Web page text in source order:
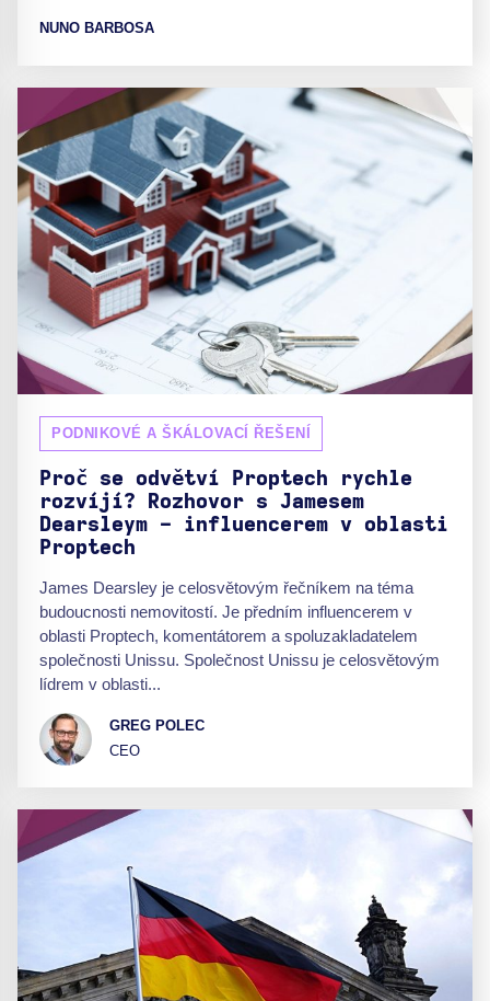
NUNO BARBOSA
PODNIKOVÉ A ŠKÁLOVACÍ ŘEŠENÍ
Proč se odvětví Proptech rychle
rozvíjí? Rozhovor s Jamesem
Dearsleym - influencerem v oblasti
Proptech
James Dearsley je celosvětovým řečníkem na téma
budoucnosti nemovitostí. Je předním influencerem v
oblasti Proptech, komentátorem a spoluzakladatelem
společnosti Unissu. Společnost Unissu je celosvětovým
lídrem v oblasti...
GREG POLEC
CEO